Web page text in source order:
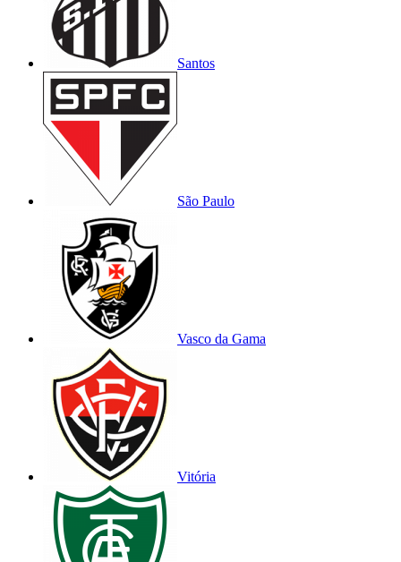
Santos
São Paulo
Vasco da Gama
Vitória